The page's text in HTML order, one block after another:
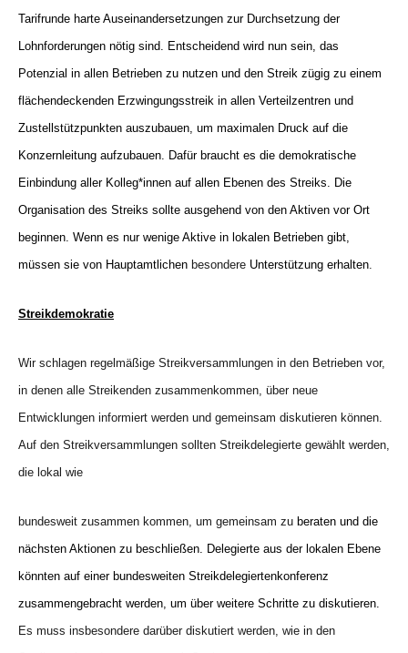
Tarifrunde harte Auseinandersetzungen zur Durchsetzung der
Lohnforderungen nötig sind. Entscheidend wird nun sein, das
Potenzial in allen Betrieben zu nutzen und den Streik zügig zu einem
flächendeckenden Erzwingungsstreik in allen Verteilzentren und
Zustellstützpunkten auszubauen, um maximalen Druck auf die
Konzernleitung aufzubauen. Dafür braucht es die demokratische
Einbindung aller Kolleg*innen auf allen Ebenen des Streiks. Die
Organisation des Streiks sollte ausgehend von den Aktiven vor Ort
beginnen. Wenn es nur wenige Aktive in lokalen Betrieben gibt,
müssen sie von Hauptamtlichen besondere Unterstützung erhalten.
Streikdemokratie
Wir schlagen regelmäßige Streikversammlungen in den Betrieben vor,
in denen alle Streikenden zusammenkommen, über neue
Entwicklungen informiert werden und gemeinsam diskutieren können.
Auf den Streikversammlungen sollten Streikdelegierte gewählt werden,
die lokal wie
bundesweit zusammen kommen, um gemeinsam zu beraten und die
nächsten Aktionen zu beschließen. Delegierte aus der lokalen Ebene
könnten auf einer bundesweiten Streikdel egiertenkonferenz
zusammengebracht werden, um über weitere Schritte zu diskutieren.
Es muss insbesondere darüber diskutiert werden, wie in den